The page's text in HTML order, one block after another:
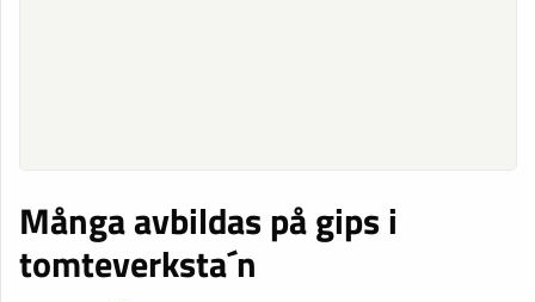
Många avbildas på gips i
tomteverksta´n